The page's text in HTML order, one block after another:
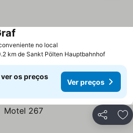
no local
km de Sankt Pölten Hauptbahnhof
os preços
Ver preços
Partilhar